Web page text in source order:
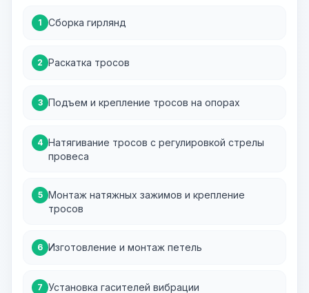
1 Сборка гирлянд
2 Раскатка тросов
3 Подъем и крепление тросов на опорах
4 Натягивание тросов с регулировкой стрелы
провеса
5 Монтаж натяжных зажимов и крепление
тросов
6 Изготовление и монтаж петель
7 Установка гасителей вибрации